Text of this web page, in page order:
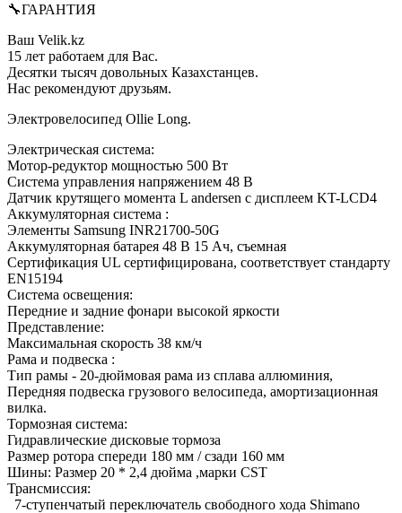
🔧ГАРАНТИЯ
Ваш Velik.kz
15 лет работаем для Вас.
Десятки тысяч довольных Казахстанцев.
Нас рекомендуют друзьям.
Электровелосипед Ollie Long.
Электрическая система:
Мотор-редуктор мощностью 500 Вт
Система управления напряжением 48 В
Датчик крутящего момента L andersen с дисплеем KT-LCD4
Аккумуляторная система :
Элементы Samsung INR21700-50G
Аккумуляторная батарея 48 В 15 Ач, съемная
Сертификация UL сертифицирована, соответствует стандарту
EN15194
Система освещения:
Передние и задние фонари высокой яркости
Представление:
Максимальная скорость 38 км/ч
Рама и подвеска :
Тип рамы - 20-дюймовая рама из сплава аллюминия,
Передняя подвеска грузового велосипеда, амортизационная
вилка.
Тормозная система:
Гидравлические дисковые тормоза
Размер ротора спереди 180 мм / сзади 160 мм
Шины: Размер 20 * 2,4 дюйма ,марки CST
Трансмиссия:
7-ступенчатый переключатель свободного хода Shimanо